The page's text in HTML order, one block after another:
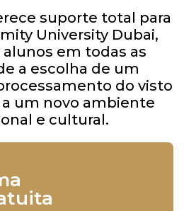
suporte total para
University Dubai,
em todas as
a escolha de um
do visto
um novo ambiente
e cultural.